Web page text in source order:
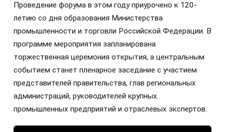
Проведение форума в этом году приурочено к 120-
летию со дня образования Министерства
промышленности и торговли Российской Федерации. В
программе мероприятия запланирована
торжественная церемония открытия, а центральным
событием станет пленарное заседание с участием
представителей правительства, глав региональных
администраций, руководителей крупных
промышленных предприятий и отраслевых экспертов.